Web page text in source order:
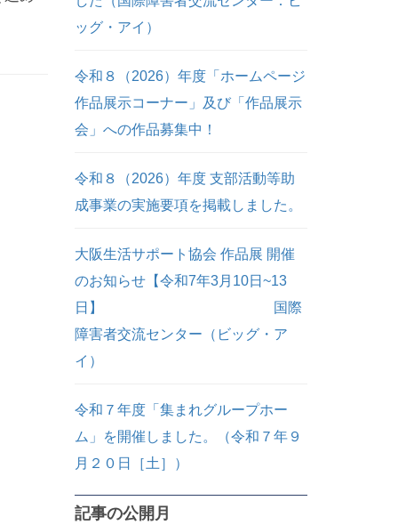
ッグ・アイ）
令和８（2026）年度「ホームページ
作品展示コーナー」及び「作品展示
会」への作品募集中！
令和８（2026）年度 支部活動等助
成事業の実施要項を掲載しました。
大阪生活サポート協会 作品展 開催
のお知らせ【令和7年3月10日~13
日】 国際
障害者交流センター（ビッグ・ア
イ）
令和７年度「集まれグループホー
ム」を開催しました。（令和７年９
月２０日［土］）
記事の公開月